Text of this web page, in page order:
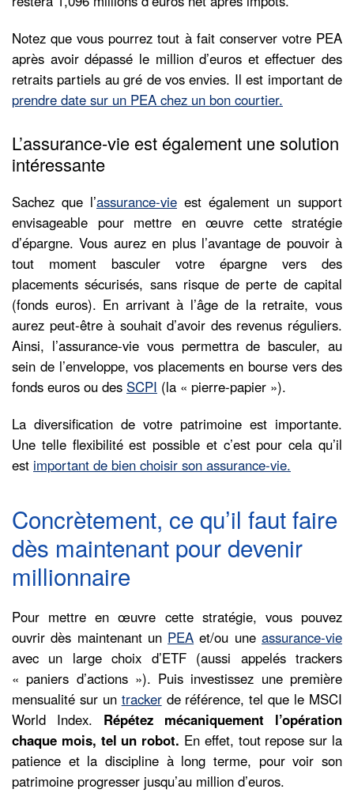
Notez que vous pourrez tout à fait conserver votre PEA
après avoir dépassé le million d’euros et effectuer des
retraits partiels au gré de vos envies. Il est important de
prendre date sur un PEA chez un bon courtier.
L’assurance-vie est également une solution
intéressante
Sachez que l’assurance-vie est également un support
envisageable pour mettre en œuvre cette stratégie
d’épargne. Vous aurez en plus l’avantage de pouvoir à
tout moment basculer votre épargne vers des
placements sécurisés, sans risque de perte de capital
(fonds euros). En arrivant à l’âge de la retraite, vous
aurez peut-être à souhait d’avoir des revenus réguliers.
Ainsi, l’assurance-vie vous permettra de basculer, au
sein de l’enveloppe, vos placements en bourse vers des
fonds euros ou des SCPI (la « pierre-papier »).
La diversification de votre patrimoine est importante.
Une telle flexibilité est possible et c’est pour cela qu’il
est important de bien choisir son assurance-vie.
Concrètement, ce qu’il faut faire
dès maintenant pour devenir
millionnaire
Pour mettre en œuvre cette stratégie, vous pouvez
ouvrir dès maintenant un PEA et/ou uneassurance-vie
avec un large choix d’ETF (aussi appelés trackers
« paniers d’actions »). Puis investissez une première
mensualité sur un trackerde référence, tel que le MSCI
World Index. Répétez mécaniquement l’opération
chaque mois, tel un robot. En effet, tout repose sur la
patience et la discipline à long terme, pour voir son
patrimoine progresser jusqu’au million d’euros.